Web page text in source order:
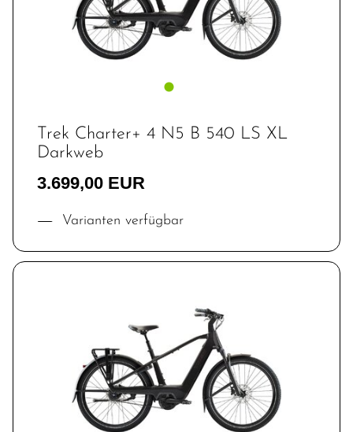
Trek Charter+ 4 N5 B 540 LS XL
Darkweb
3.699,00 EUR
Varianten verfügbar